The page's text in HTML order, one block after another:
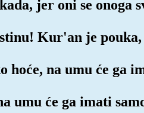
jer oni se onoga
Kur'an je pouka,
hoće, na umu će ga
umu će ga imati